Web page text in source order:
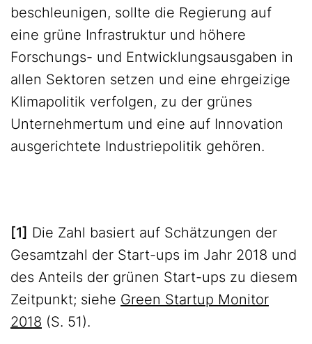
beschleunigen, sollte die Regierung auf
eine grüne Infrastruktur und höhere
Forschungs- und Entwicklungsausgaben in
allen Sektoren setzen und eine ehrgeizige
Klimapolitik verfolgen, zu der grünes
Unternehmertum und eine auf Innovation
ausgerichtete Industriepolitik gehören.
[1] Die Zahl basiert auf Schätzungen der
Gesamtzahl der Start-ups im Jahr 2018 und
des Anteils der grünen Start-ups zu diesem
Zeitpunkt; siehe Green Startup Monitor
2018 (S. 51).